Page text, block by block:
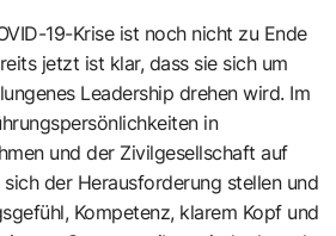
19-Krise ist noch nicht zu Ende
jetzt ist klar, dass sie sich um
Leadership drehen wird. Im
in
und der Zivilgesellschaft auf
der Herausforderung stellen und
Kompetenz, klarem Kopf und